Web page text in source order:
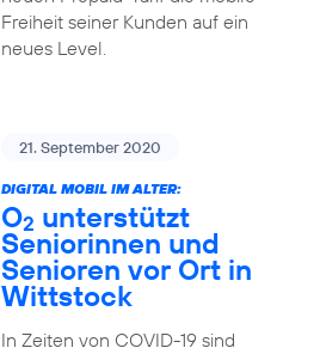
Freiheit seiner Kunden auf ein
neues Level.
21. September 2020
DIGITAL MOBIL IM ALTER:
O2 unterstützt
Seniorinnen und
Senioren vor Ort in
Wittstock
In Zeiten von COVID-19 sind